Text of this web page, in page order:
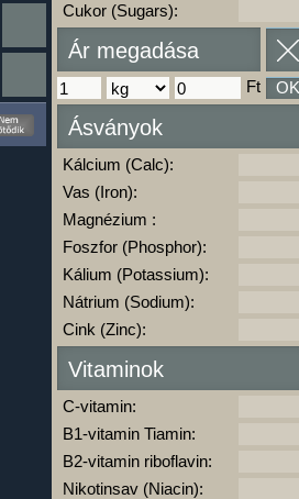
Ha ma már nem eszel/sportolsz
kattints a kiértékelésre!
A Kalória Szimulátor Prémium
kalóriabázis.hu
-
Cukor (Sugars):
Ár megadása
Ft OK
Ásványok
Kálcium (Calc):
Vas (Iron):
Magnézium :
Foszfor (Phosphor):
Kálium (Potassium):
Nátrium (Sodium):
Cink (Zinc):
Vitaminok
C-vitamin:
B1-vitamin Tiamin:
B2-vitamin riboflavin:
Nikotinsav (Niacin):